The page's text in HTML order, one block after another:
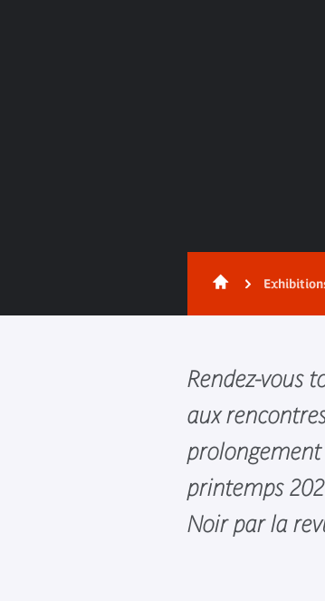
Rendez-vous
aux
printemps
Noir par la